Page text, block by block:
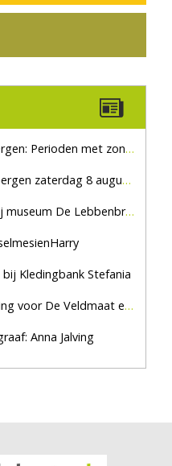
Perioden met zon en droog
augustus, marktplein Haaksbergen
De Lebbenbrugge
Kledingbank Stefania
De Veldmaat en De Pas
Anna Jalving